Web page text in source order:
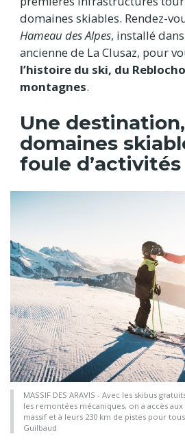
domaines skiables. Rendez-
Hameau des Alpes, installé
ancienne de La Clusaz, pour
l’histoire du ski, du
montagnes.
Une
domaines
foule d’activités
MASSIF DES ARAVIS - Avec les skibus
les remontées mécaniques, on a accès
massif et à leurs 230 km de pistes pour
Guilbaud